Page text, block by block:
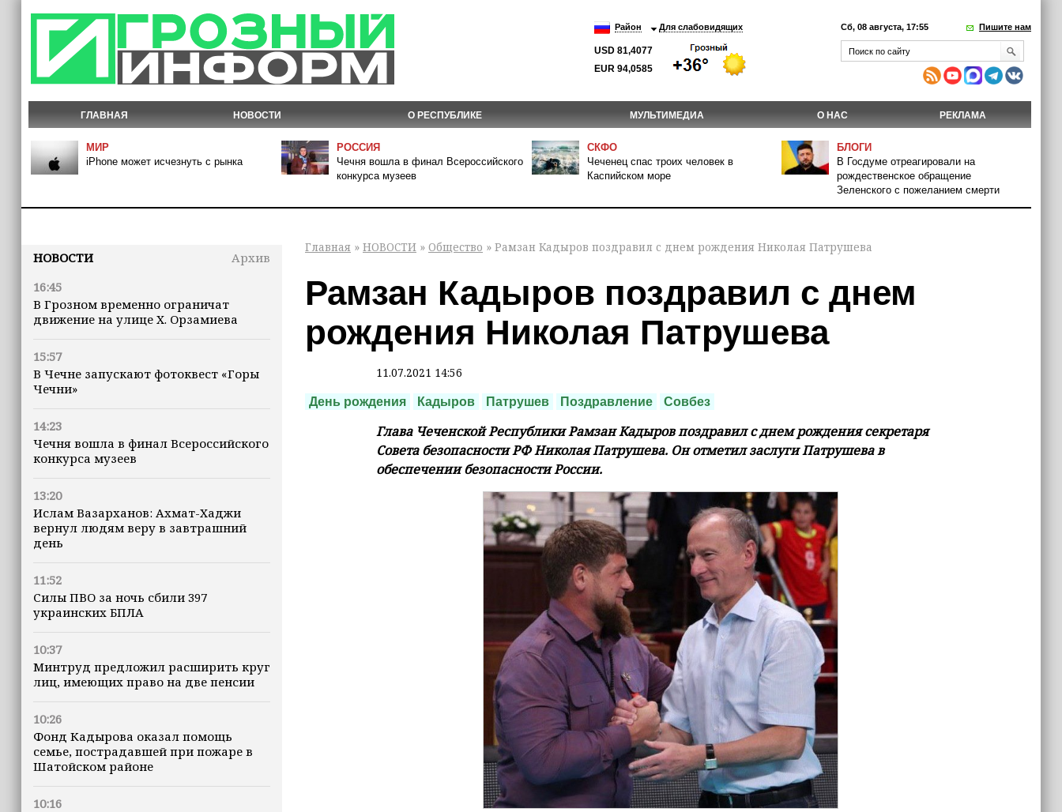
Район Для слабовидящих
USD 81,4077
EUR 94,0585
Сб, 08 августа, 17:55 Пишите нам
ГЛАВНАЯ НОВОСТИ О РЕСПУБЛИКЕ МУЛЬТИМЕДИА О НАС РЕКЛАМА
МИР
iPhone может исчезнуть с рынка
РОССИЯ
Чечня вошла в финал Всероссийского
конкурса музеев
СКФО
Чеченец спас троих человек в
Каспийском море
БЛОГИ
В Госдуме отреагировали на
рождественское обращение
Зеленского с пожеланием смерти
НОВОСТИ
Архив
16:45
В Грозном временно ограничат
движение на улице Х. Орзамиева
15:57
В Чечне запускают фотоквест «Горы
Чечни»
14:23
Чечня вошла в финал Всероссийского
конкурса музеев
13:20
Ислам Вазарханов: Ахмат-Хаджи
вернул людям веру в завтрашний
день
11:52
Силы ПВО за ночь сбили 397
украинских БПЛА
10:37
Минтруд предложил расширить круг
лиц, имеющих право на две пенсии
10:26
Фонд Кадырова оказал помощь
семье, пострадавшей при пожаре в
Шатойском районе
10:16
Главная » НОВОСТИ » Общество » Рамзан Кадыров поздравил с днем рождения Николая Патрушева
Рамзан Кадыров поздравил с днем
рождения Николая Патрушева
11.07.2021 14:56
День рождения Кадыров Патрушев Поздравление Совбез
Глава Чеченской Республики Рамзан Кадыров поздравил с днем рождения секретаря
Совета безопасности РФ Николая Патрушева. Он отметил заслуги Патрушева в
обеспечении безопасности России.